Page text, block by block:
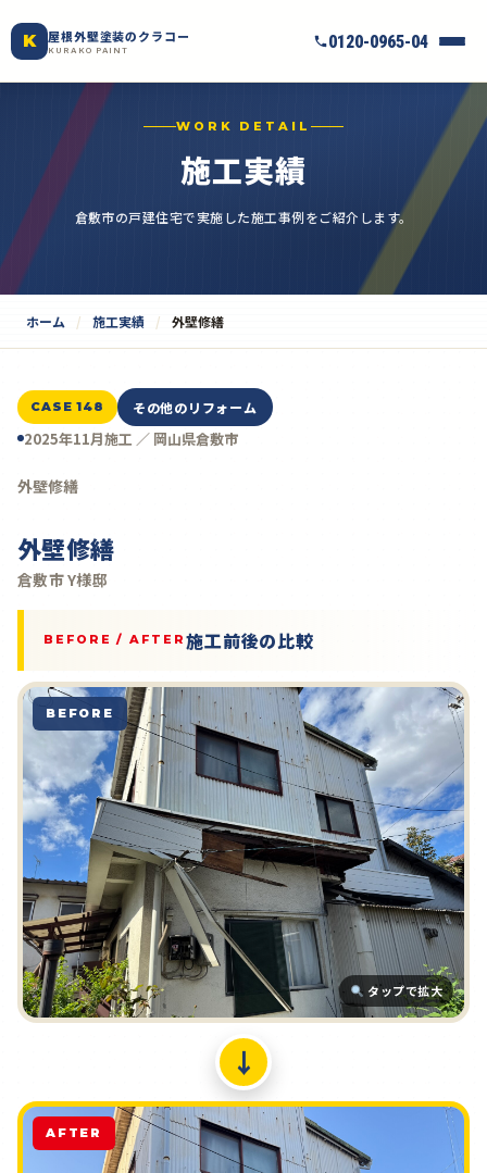
K 屋根外壁塗装のクラコー
KURAKO PAINT 0120-0965-04
WORK DETAIL
施工実績
倉敷市の戸建住宅で実施した施工事例をご紹介します。
ホーム 施工実績 外壁修繕
CASE 148 その他のリフォーム
2025年11月施工 ／ 岡山県倉敷市
外壁修繕
外壁修繕
倉敷市 Y様邸
BEFORE / AFTER 施工前後の比較
タップで拡大
BEFORE
↓
AFTER